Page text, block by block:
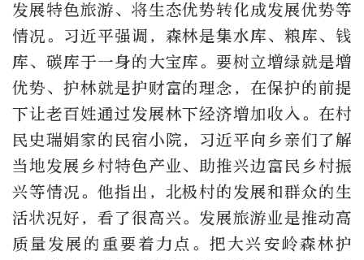
发展特色旅游、将生态优势转化成发展优势等
情况。习近平强调，森林是集水库、粮库、钱
库、碳库于一身的大宝库。要树立增绿就是增
优势、护林就是护财富的理念，在保护的前提
下让老百姓通过发展林下经济增加收入。在村
民史瑞娟家的民宿小院，习近平向乡亲们了解
当地发展乡村特色产业、助推兴边富民乡村振
兴等情况。他指出，北极村的发展和群众的生
活状况好，看了很高兴。发展旅游业是推动高
质量发展的重要着力点。把大兴安岭森林护